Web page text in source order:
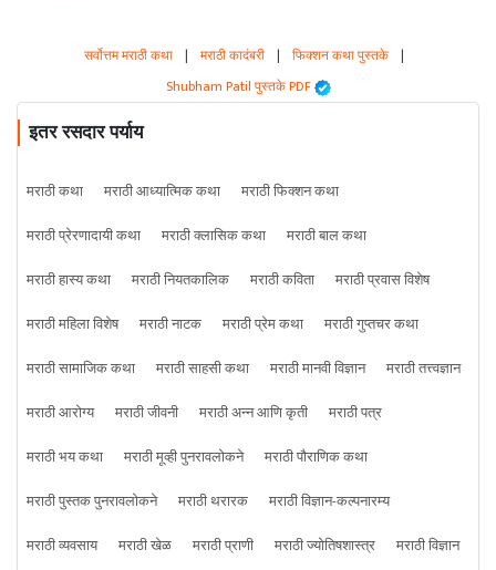
सर्वोत्तम मराठी कथा | मराठी कादंबरी | फिक्शन कथा पुस्तके |
Shubham Patil पुस्तके PDF
इतर रसदार पर्याय
मराठी कथा मराठी आध्यात्मिक कथा
मराठी फिक्शन कथा
मराठी प्रेरणादायी कथा
मराठी क्लासिक कथा
मराठी बाल कथा
मराठी हास्य कथा
मराठी नियतकालिक मराठी कविता
मराठी प्रवास विशेष
मराठी महिला विशेष
मराठी नाटक मराठी प्रेम कथा
मराठी गुप्तचर कथा
मराठी सामाजिक कथा
मराठी साहसी कथा मराठी मानवी विज्ञान
मराठी तत्त्वज्ञान
मराठी आरोग्य
मराठी जीवनी मराठी अन्न आणि कृती
मराठी पत्र
मराठी भय कथा
मराठी मूव्ही पुनरावलोकने
मराठी पौराणिक कथा
मराठी पुस्तक पुनरावलोकने
मराठी थरारक
मराठी विज्ञान-कल्पनारम्य
मराठी व्यवसाय
मराठी खेळ मराठी प्राणी मराठी ज्योतिषशास्त्र
मराठी विज्ञान